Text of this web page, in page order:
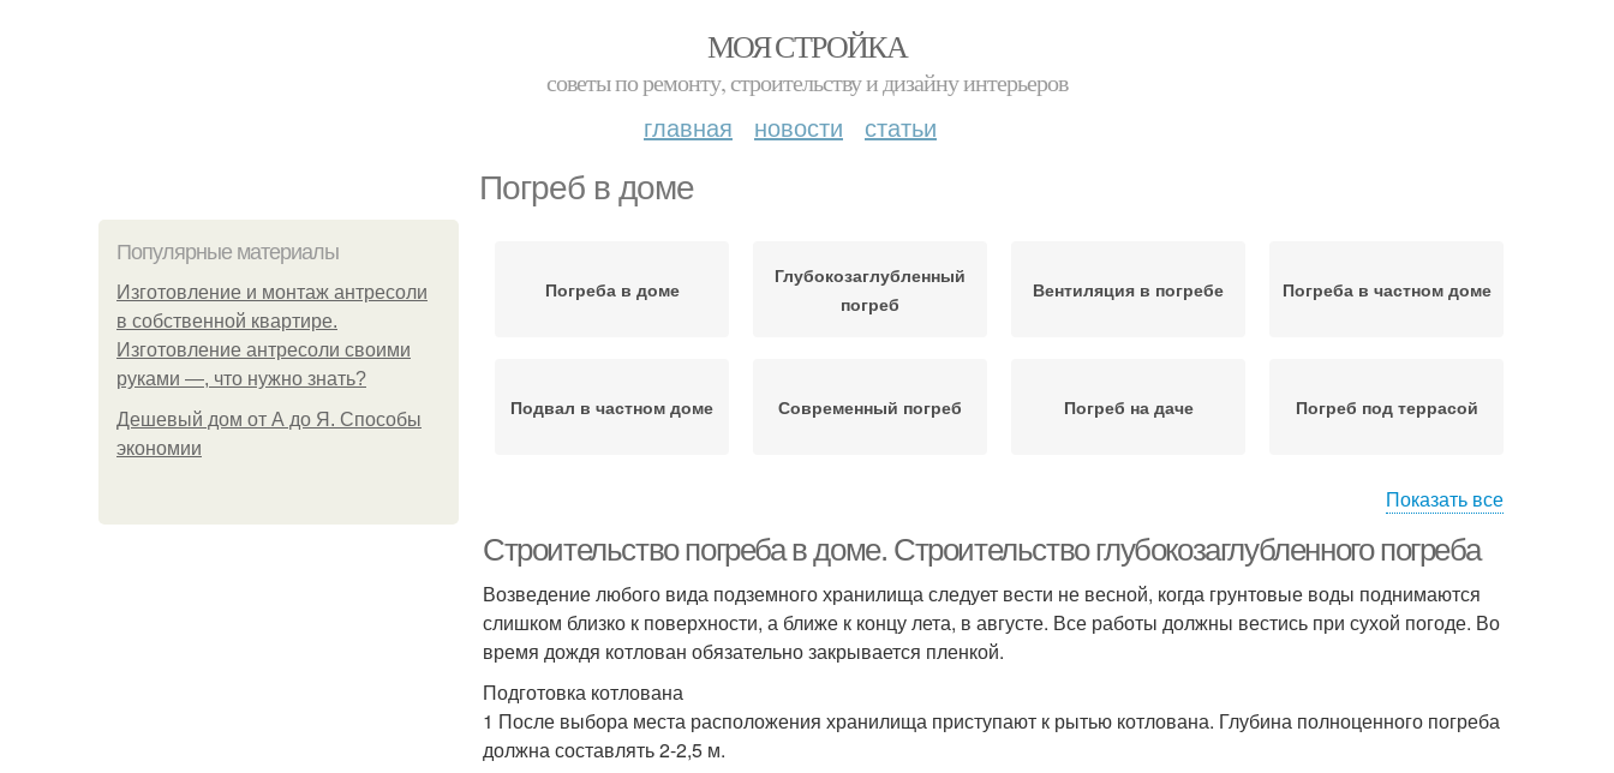
МОЯ СТРОЙКА
советы по ремонту, строительству и дизайну интерьеров
главная новости статьи
Погреб в доме
Популярные материалы
Изготовление и монтаж антресоли
в собственной квартире.
Изготовление антресоли своими
руками —, что нужно знать?
Дешевый дом от А до Я. Способы
экономии
Погреба в доме
Глубокозаглубленный
погреб
Вентиляция в погребе Погреба в частном доме
Подвал в частном доме Современный погреб Погреб на даче Погреб под террасой
домом
Подвал под жилым
домом
Погреб из кирпича Погреб под домом
Подпол в частном доме
Показать все
Строительство погреба в доме. Строительство глубокозаглубленного погреба
Возведение любого вида подземного хранилища следует вести не весной, когда грунтовые воды поднимаются
слишком близко к поверхности, а ближе к концу лета, в августе. Все работы должны вестись при сухой погоде. Во
время дождя котлован обязательно закрывается пленкой.
Подготовка котлована
1 После выбора места расположения хранилища приступают к рытью котлована. Глубина полноценного погреба
должна составлять 2-2,5 м.